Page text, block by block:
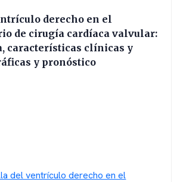
derecho en el
de cirugía cardíaca valvular:
características clínicas y
y pronóstico
del ventrículo derecho en el